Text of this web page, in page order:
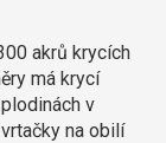
akrů krycích
má krycí
v
na obilí